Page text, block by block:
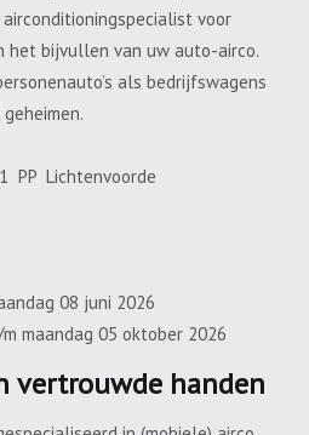
voor
het bijvullen van uw auto-airco.
als bedrijfswagens
PP Lichtenvoorde
08 juni 2026
maandag 05 oktober 2026
vertrouwde handen